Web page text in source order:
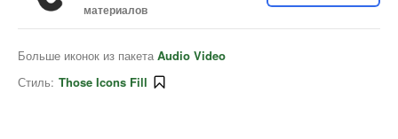
материалов
Больше иконок из пакета Audio Video
Стиль: Those Icons Fill